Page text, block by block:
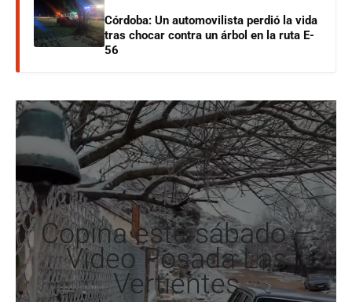
Córdoba: Un automovilista perdió la vida
tras chocar contra un árbol en la ruta E-
56
Copina este sábado –
Video Posada Las
Vertientes